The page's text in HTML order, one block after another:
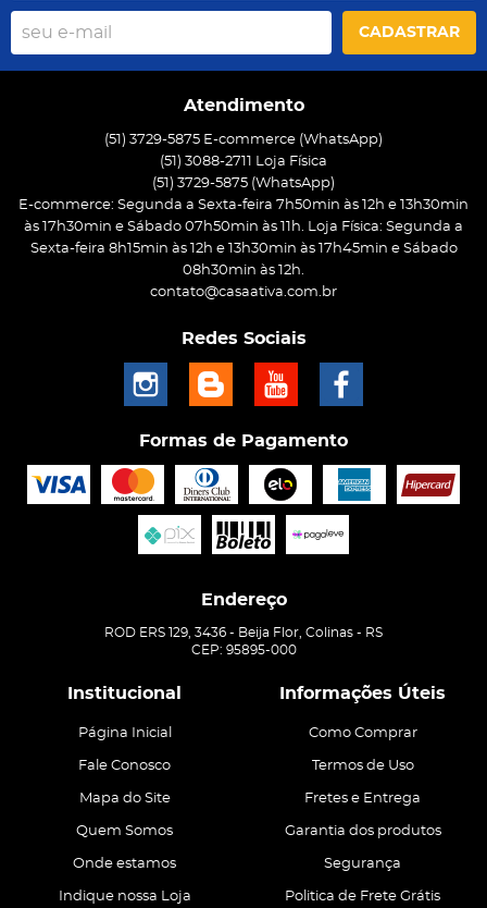
CADASTRAR
Atendimento
(51) 3729-5875 E-commerce (WhatsApp)
(51) 3088-2711 Loja Física
(51) 3729-5875 (WhatsApp)
E-commerce: Segunda a Sexta-feira 7h50min às 12h e 13h30min
às 17h30min e Sábado 07h50min às 11h. Loja Física: Segunda a
Sexta-feira 8h15min às 12h e 13h30min às 17h45min e Sábado
08h30min às 12h.
contato@casaativa.com.br
Redes Sociais
Formas de Pagamento
Endereço
ROD ERS 129, 3436 - Beija Flor, Colinas - RS
CEP: 95895-000
Institucional
Página Inicial
Fale Conosco
Mapa do Site
Quem Somos
Onde estamos
Indique nossa Loja
Informações Úteis
Como Comprar
Termos de Uso
Fretes e Entrega
Garantia dos produtos
Segurança
Politica de Frete Grátis